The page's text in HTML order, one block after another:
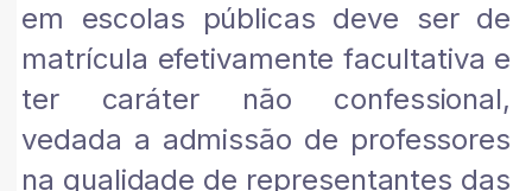
em escolas públicas deve ser de
matrícula efetivamente facultativa e
ter caráter não confessional,
vedada a admissão de professores
na qualidade de representantes das